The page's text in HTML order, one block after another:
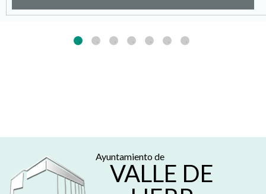
Ayuntamiento de
VALLE DE